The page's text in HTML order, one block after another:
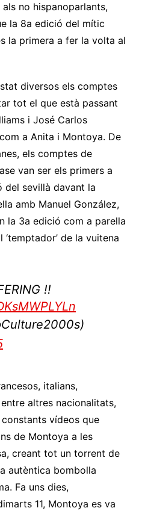
no hispanoparlants,
la 8a edició del mític
la primera a fer la volta al
diversos els comptes
tot el que està passant
i José Carlos
a Anita i Montoya. De
els comptes de
van ser els primers a
del sevillà davant la
amb Manuel González,
la 3a edició com a parella
de la vuitena
!!
italians,
altres nacionalitats,
vídeos que
de Montoya a les
creant tot un torrent de
autèntica bombolla
Fa uns dies,
11, Montoya es va